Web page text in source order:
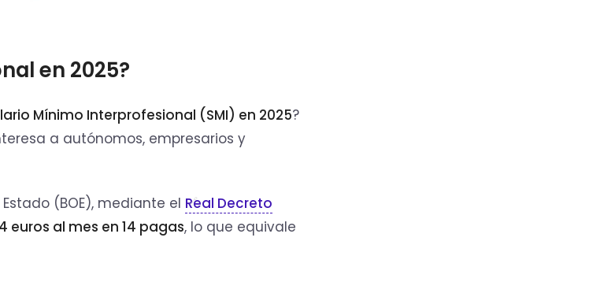
en 2025?
Mínimo Interprofesional (SMI) en 2025?
a autónomos, empresarios y
(BOE), mediante el Real Decreto
euros al mes en 14 pagas, lo que equivale